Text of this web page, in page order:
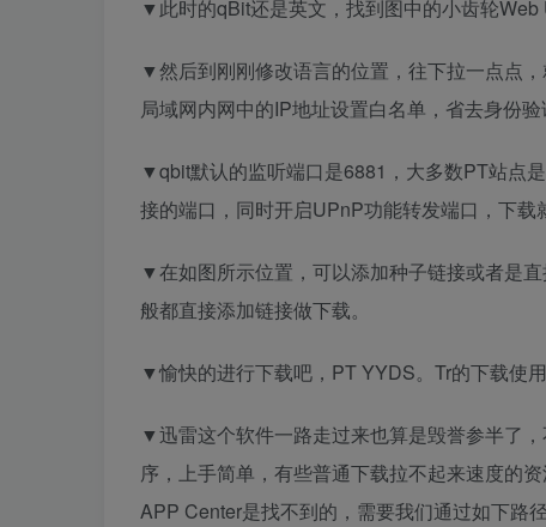
▼此时的qBit还是英文，找到图中的小齿轮Web
▼然后到刚刚修改语言的位置，往下拉一点点
局域网内网中的IP地址设置白名单，省去身份验
▼qbit默认的监听端口是6881，大多数PT站点
接的端口，同时开启UPnP功能转发端口，下载
▼在如图所示位置，可以添加种子链接或者是
般都直接添加链接做下载。
▼愉快的进行下载吧，PT YYDS。Tr的下载使
▼迅雷这个软件一路走过来也算是毁誉参半了
序，上手简单，有些普通下载拉不起来速度的
APP Center是找不到的，需要我们通过如下路径